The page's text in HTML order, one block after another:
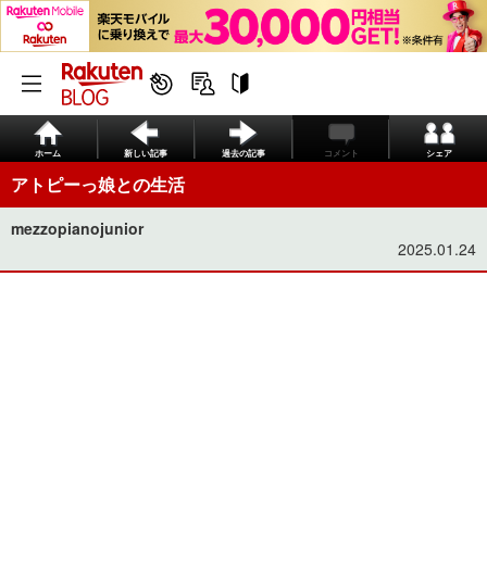
ホーム 新しい記事 過去の記事 コメント シェア
アトピーっ娘との生活
mezzopianojunior
2025.01.24